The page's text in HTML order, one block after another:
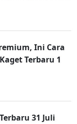
Ini Cara
Terbaru 1
31 Juli